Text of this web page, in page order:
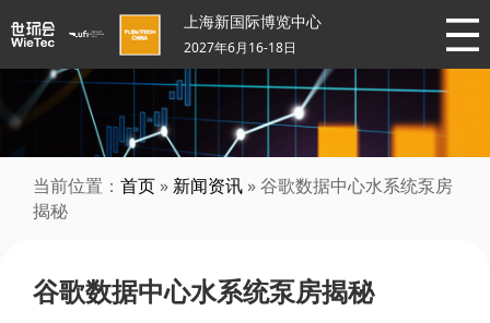
上海新国际博览中心
2027年6月16-18日
当前位置： 首页 » 新闻资讯 » 谷歌数据中心水系统泵房
揭秘
谷歌数据中心水系统泵房揭秘